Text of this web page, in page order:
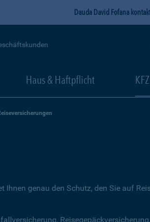
Dauda David Fofana
Haus & Haftpflicht
Ihnen genau den Schutz, den Sie auf
Reisegepäckversicherung,